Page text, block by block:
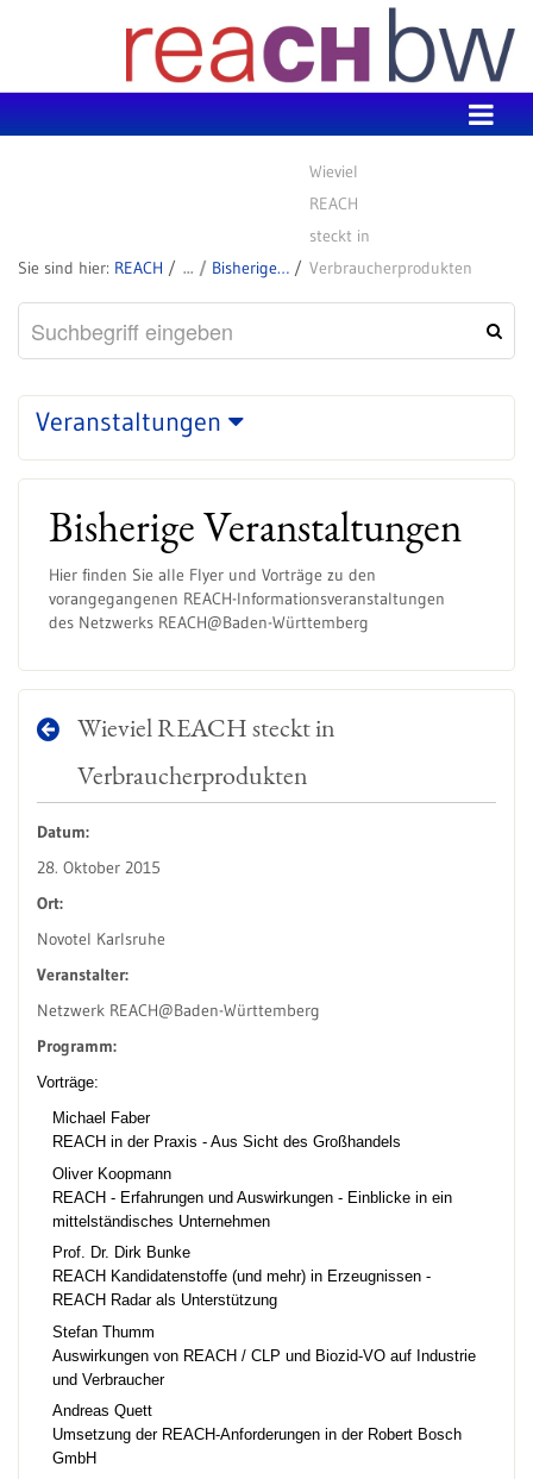
REACH Bisherige Veranstaltungen
Wieviel
REACH
steckt in
Verbraucherprodukten
Veranstaltungen
Bisherige Veranstaltungen
Hier finden Sie alle Flyer und Vorträge zu den
vorangegangenen REACH-Informationsveranstaltungen
des Netzwerks REACH@Baden-Württemberg
Wieviel REACH steckt in
Verbraucherprodukten
Datum:
28. Oktober 2015
Ort:
Novotel Karlsruhe
Veranstalter:
Netzwerk REACH@Baden-Württemberg
Programm:
Vorträge:
Michael Faber
REACH in der Praxis - Aus Sicht des Großhandels
Oliver Koopmann
REACH - Erfahrungen und Auswirkungen - Einblicke in ein
mittelständisches Unternehmen
Prof. Dr. Dirk Bunke
REACH Kandidatenstoffe (und mehr) in Erzeugnissen -
REACH Radar als Unterstützung
Stefan Thumm
Auswirkungen von REACH / CLP und Biozid-VO auf Industrie
und Verbraucher
Andreas Quett
Umsetzung der REACH-Anforderungen in der Robert Bosch
GmbH